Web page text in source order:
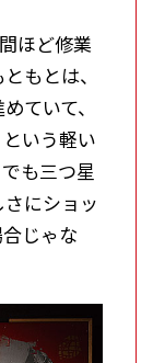
ほど修業
もとは、
ていて、
いう軽い
も三つ星
にショッ
じゃな